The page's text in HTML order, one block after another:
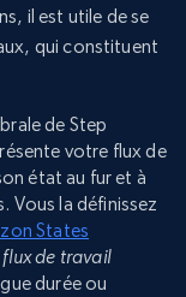
il est utile de se
qui constituent
de Step
votre flux de
état au fur et à
Vous la définissez
States
flux de travail
durée ou